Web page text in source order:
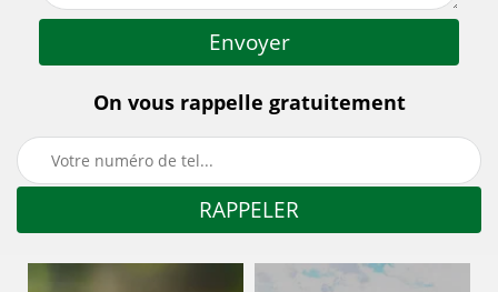
On vous rappelle gratuitement